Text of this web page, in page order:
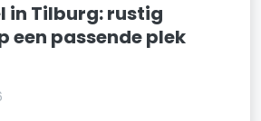
in Tilburg: rustig
een passende plek